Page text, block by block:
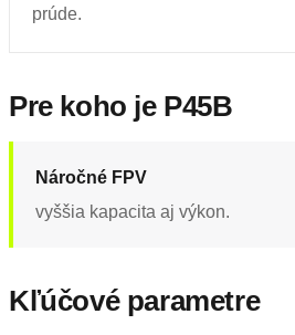
prúde.
Pre koho je P45B
Náročné FPV
vyššia kapacita aj výkon.
Kľúčové parametre